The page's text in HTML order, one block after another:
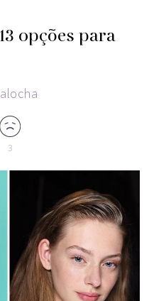
opções para
3